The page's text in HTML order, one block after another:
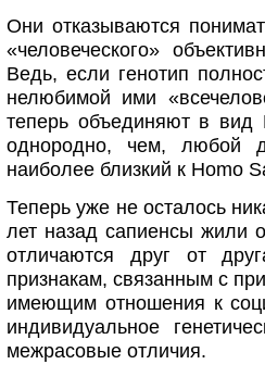
Они отказываются
«человеческого»
Ведь, если генотип
нелюбимой ими
теперь объединяют в
однородно, чем, любой
наиболее близкий к Homo
Теперь уже не осталось
лет назад сапиенсы жили
отличаются друг от
признакам, связанным с
имеющим отношения к
индивидуальное
межрасовые отличия.